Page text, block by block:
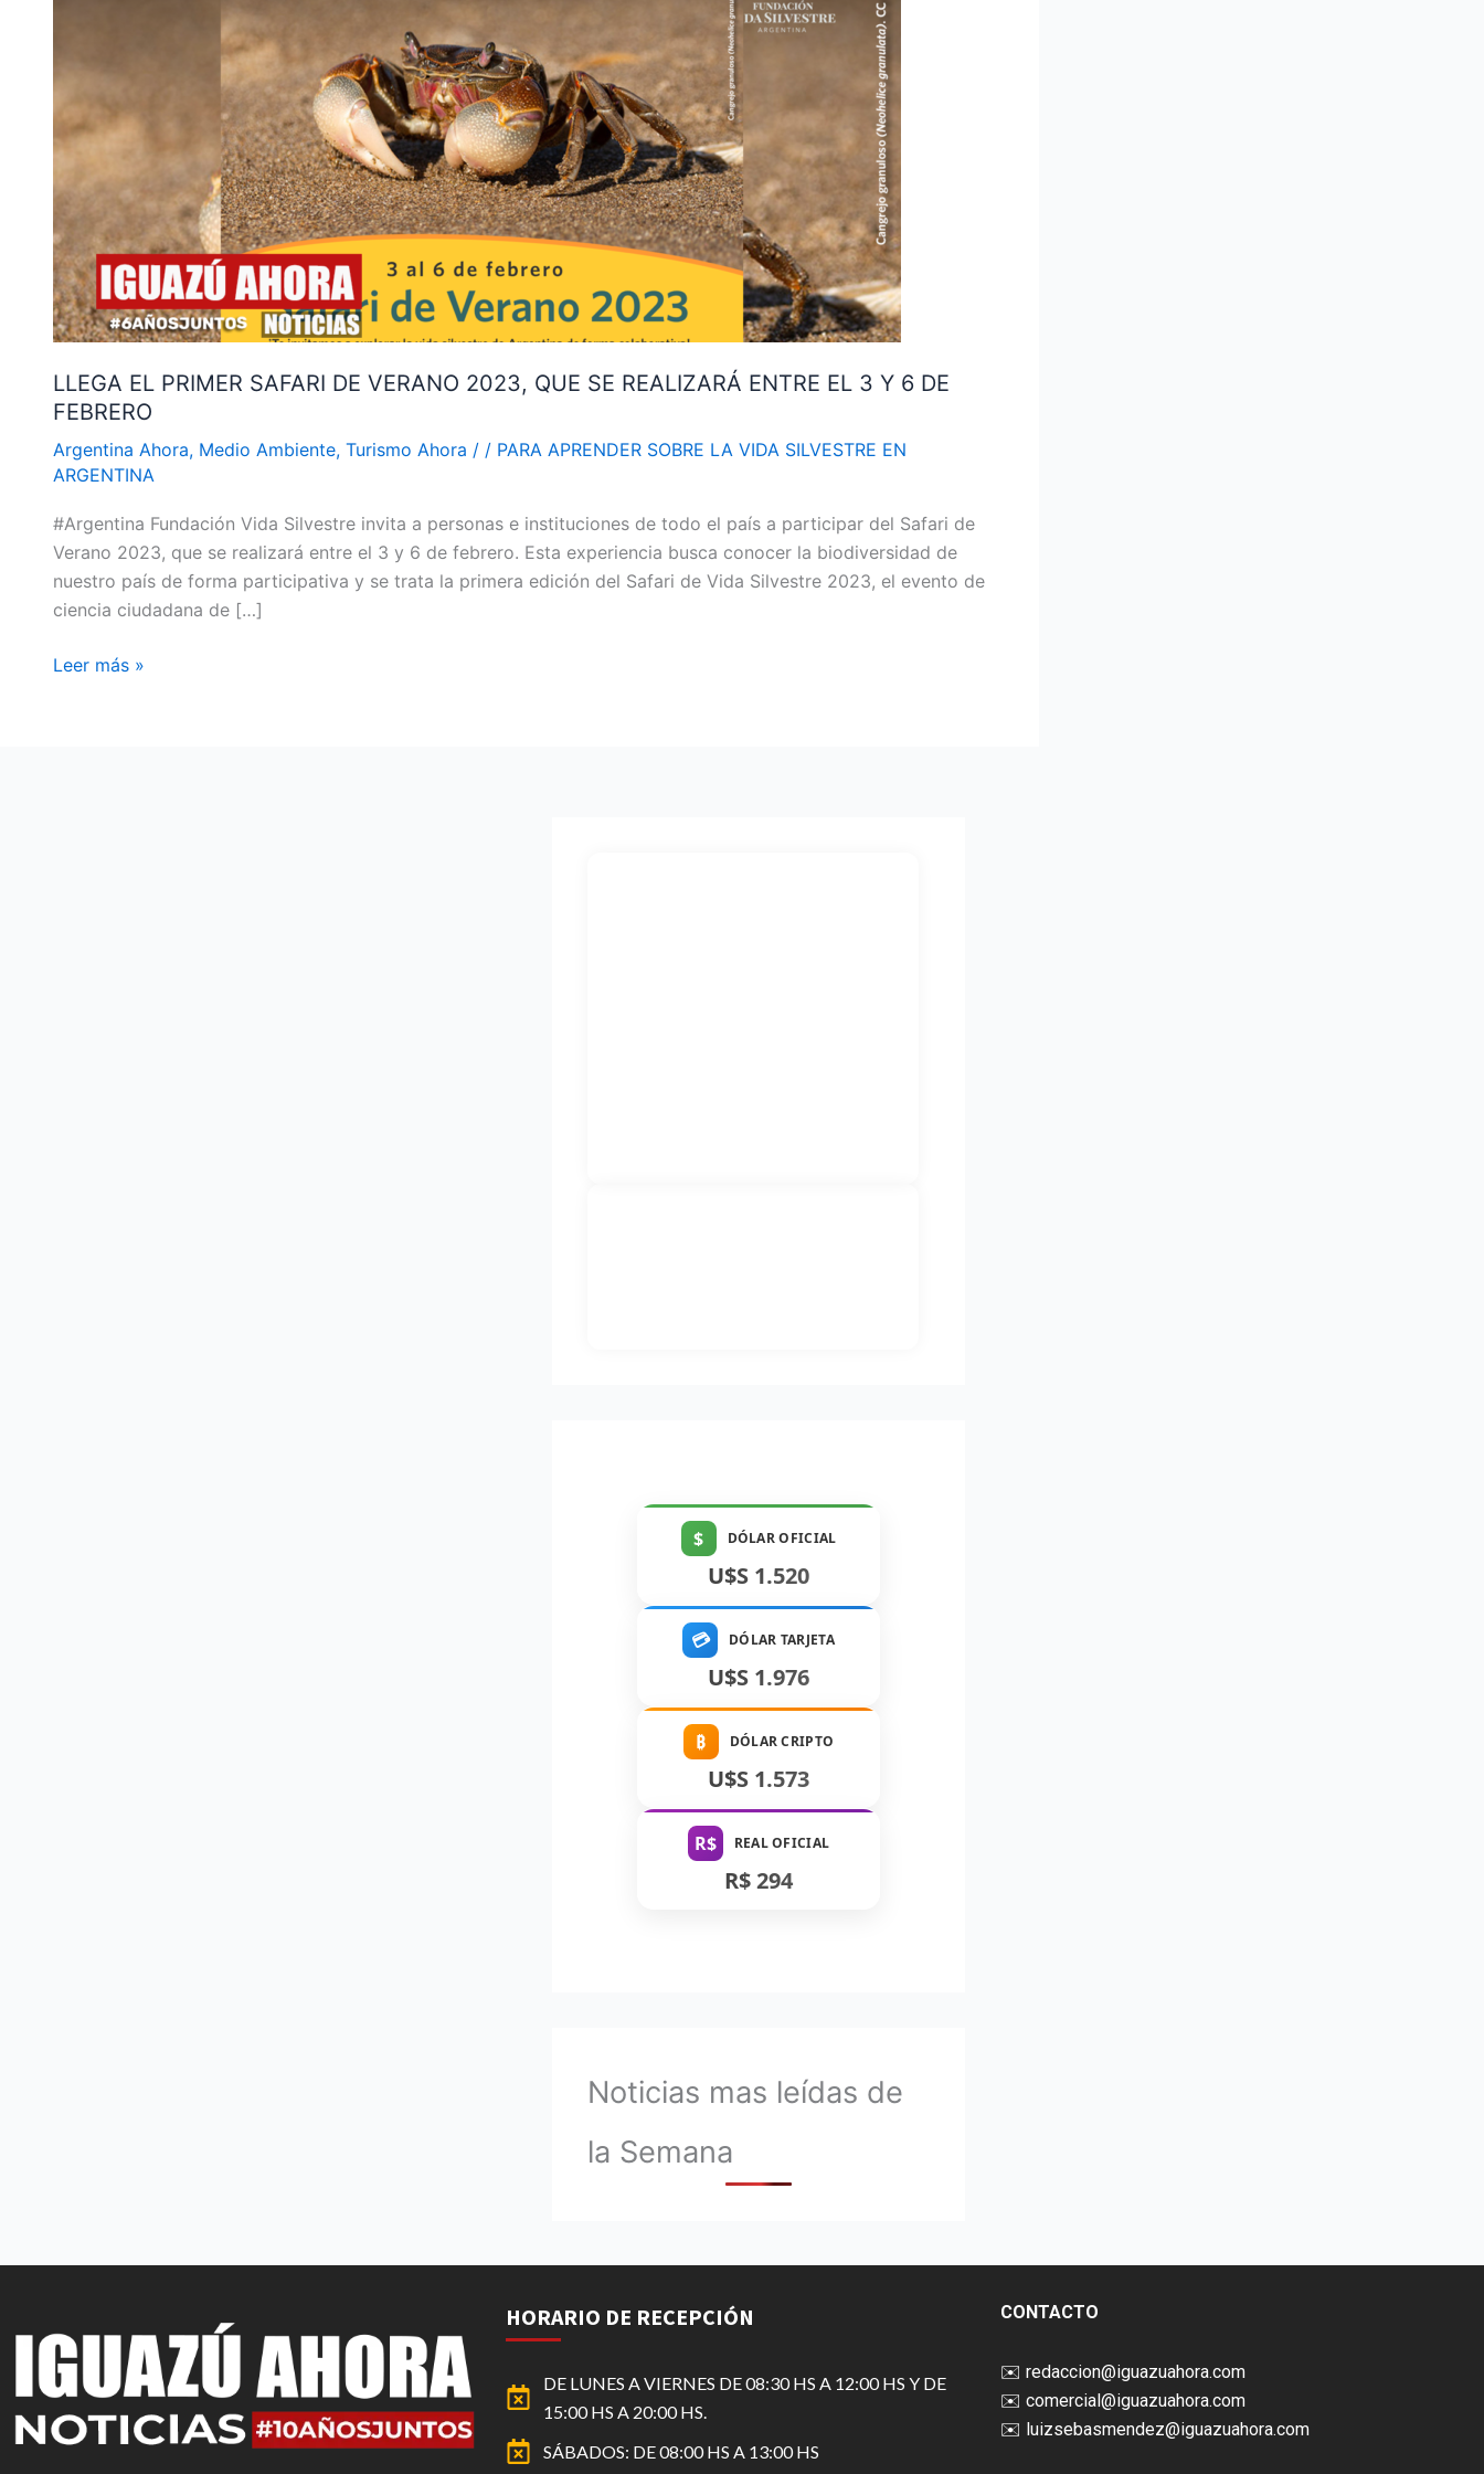
LLEGA EL PRIMER SAFARI DE VERANO 2023, QUE SE REALIZARÁ ENTRE EL 3 Y 6 DE
FEBRERO
Argentina Ahora, Medio Ambiente, Turismo Ahora / / PARA APRENDER SOBRE LA VIDA SILVESTRE EN
ARGENTINA
#Argentina Fundación Vida Silvestre invita a personas e instituciones de todo el país a participar del Safari de
Verano 2023, que se realizará entre el 3 y 6 de febrero. Esta experiencia busca conocer la biodiversidad de
nuestro país de forma participativa y se trata la primera edición del Safari de Vida Silvestre 2023, el evento de
ciencia ciudadana de […]
2023,
QUE
SE
ENTRE
EL
3
Y
6
DE
FEBRERO
Leer más »
$ DÓLAR OFICIAL
U$S 1.520
💳 DÓLAR TARJETA
U$S 1.976
₿ DÓLAR CRIPTO
U$S 1.573
R$ REAL OFICIAL
R$ 294
Noticias mas leídas de
la Semana
HORARIO DE RECEPCIÓN
DE LUNES A VIERNES DE 08:30 HS A 12:00 HS Y DE
15:00 HS A 20:00 HS.
SÁBADOS: DE 08:00 HS A 13:00 HS
CONTACTO
✉️ redaccion@iguazuahora.com
✉️ comercial@iguazuahora.com
✉️ luizsebasmendez@iguazuahora.com